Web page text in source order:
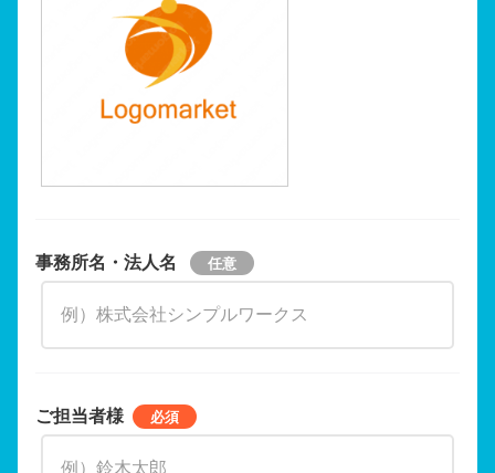
事務所名・法人名
ご担当者様